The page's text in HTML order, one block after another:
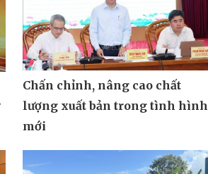
Chấn chỉnh, nâng cao chất
lượng xuất bản trong tình hình
mới